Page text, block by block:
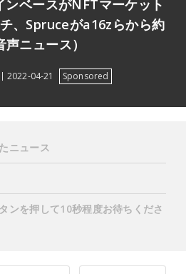
ンベースがNFTマーケット
、Spruceがa16zらから約
ニュース）
2022-04-21 Sponsored
ニュース
ンを押して10秒程度お待ちくださ